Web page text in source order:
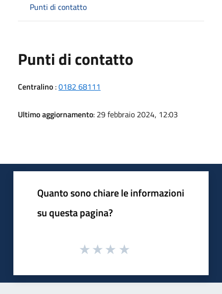
Punti di contatto
Punti di contatto
Centralino :0182 68111
Ultimo aggiornamento: 29 febbraio 2024, 12:03
Quanto sono chiare le informazioni
su questa pagina?